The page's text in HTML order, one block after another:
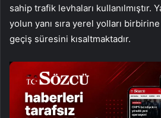
sahip trafik levhaları kullanılmıştır.
yolun yanı sıra yerel yolları
geçiş süresini kısaltmaktadır.